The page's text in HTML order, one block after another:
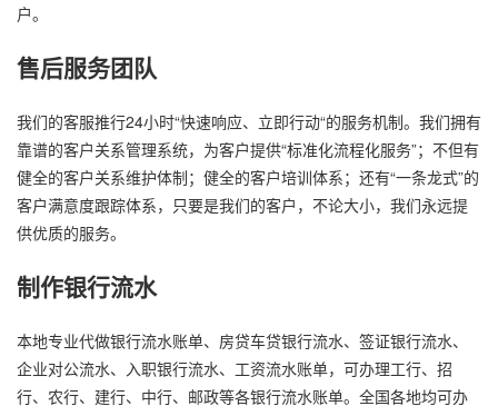
户。
售后服务团队
我们的客服推行24小时“快速响应、立即行动“的服务机制。我们拥有
靠谱的客户关系管理系统，为客户提供“标准化流程化服务”；不但有
健全的客户关系维护体制；健全的客户培训体系；还有“一条龙式”的
客户满意度跟踪体系，只要是我们的客户，不论大小，我们永远提
供优质的服务。
制作银行流水
本地专业代做银行流水账单、房贷车贷银行流水、签证银行流水、
企业对公流水、入职银行流水、工资流水账单，可办理工行、招
行、农行、建行、中行、邮政等各银行流水账单。全国各地均可办